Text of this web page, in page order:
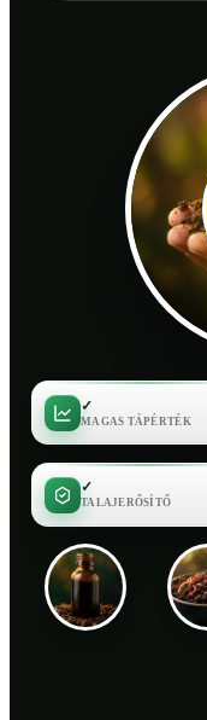
✓
MAGAS TÁPÉRTÉK
✓
TALAJERŐSÍTŐ